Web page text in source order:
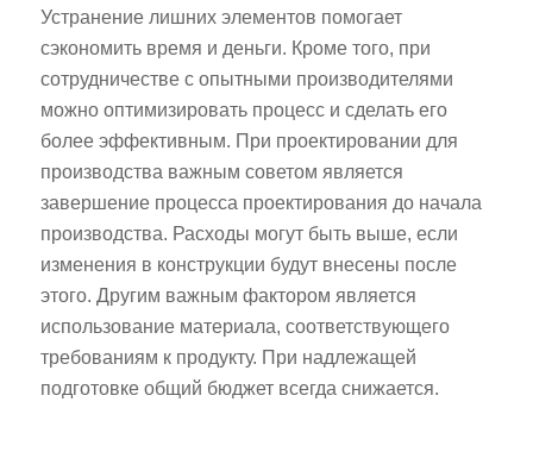
Устранение лишних элементов помогает
сэкономить время и деньги. Кроме того, при
сотрудничестве с опытными производителями
можно оптимизировать процесс и сделать его
более эффективным. При проектировании для
производства важным советом является
завершение процесса проектирования до начала
производства. Расходы могут быть выше, если
изменения в конструкции будут внесены после
этого. Другим важным фактором является
использование материала, соответствующего
требованиям к продукту. При надлежащей
подготовке общий бюджет всегда снижается.